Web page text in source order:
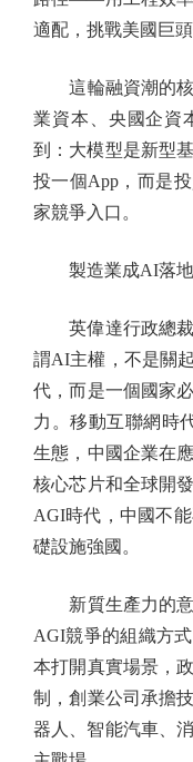
適配，挑戰美國巨
這輪融資潮的核
業資本、央國企資
到：大模型是新型
投一個App，而是
家競爭入口。
製造業成AI落地
英偉達行政總裁
謂AI主權，不是關
代，而是一個國家
力。移動互聯網時
生態，中國企業在
核心芯片和全球開
AGI時代，中國不
礎設施強國。
新質生產力的意
AGI競爭的組織方
本打開真實場景，
制，創業公司承擔
器人、智能汽車、